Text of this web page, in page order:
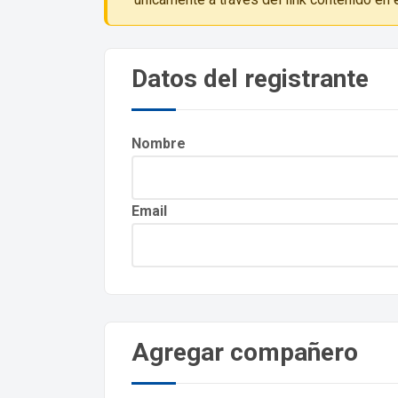
Datos del registrante
Nombre
Email
Agregar compañero